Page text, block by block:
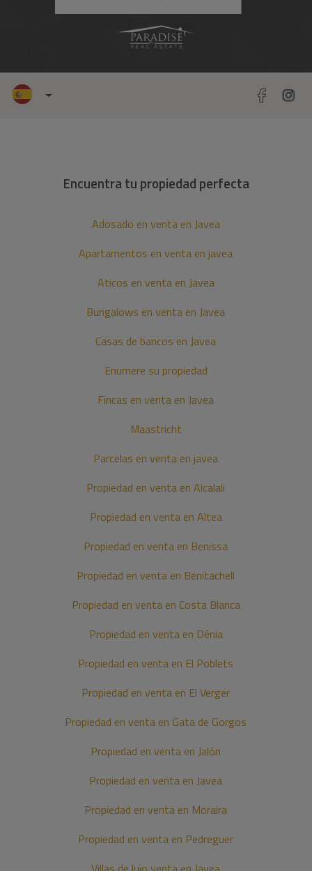
Encuentra tu propiedad perfecta
Adosado en venta en Javea
Apartamentos en venta en javea
Aticos en venta en Javea
Bungalows en venta en Javea
Casas de bancos en Javea
Enumere su propiedad
Fincas en venta en Javea
Maastricht
Parcelas en venta en javea
Propiedad en venta en Alcalali
Propiedad en venta en Altea
Propiedad en venta en Benissa
Propiedad en venta en Benitachell
Propiedad en venta en Costa Blanca
Propiedad en venta en Dénia
Propiedad en venta en El Poblets
Propiedad en venta en El Verger
Propiedad en venta en Gata de Gorgos
Propiedad en venta en Jalón
Propiedad en venta en Javea
Propiedad en venta en Moraira
Propiedad en venta en Pedreguer